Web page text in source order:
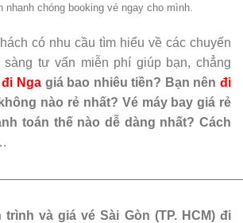
nhanh chóng booking vé ngay cho mình.
có nhu cầu tìm hiểu về các chuyến
sàng tư vấn miễn phí giúp bạn, chẳng
Nga giá bao nhiêu tiền? Bạn nênđi
nào rẻ nhất? Vé máy bay giá rẻ
toán thế nào dễ dàng nhất? Cách
và giá vé Sài Gòn (TP. HCM) đi